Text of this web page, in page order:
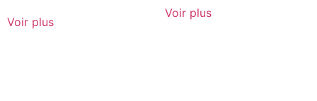
Voir plus
Voir plus